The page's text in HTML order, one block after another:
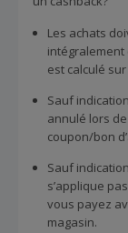
tels que les
plus encore
Les achats
intégralement
est calculé
Sauf
annulé lors
coupon/bon
Sauf
s’applique
vous payez
magasin.